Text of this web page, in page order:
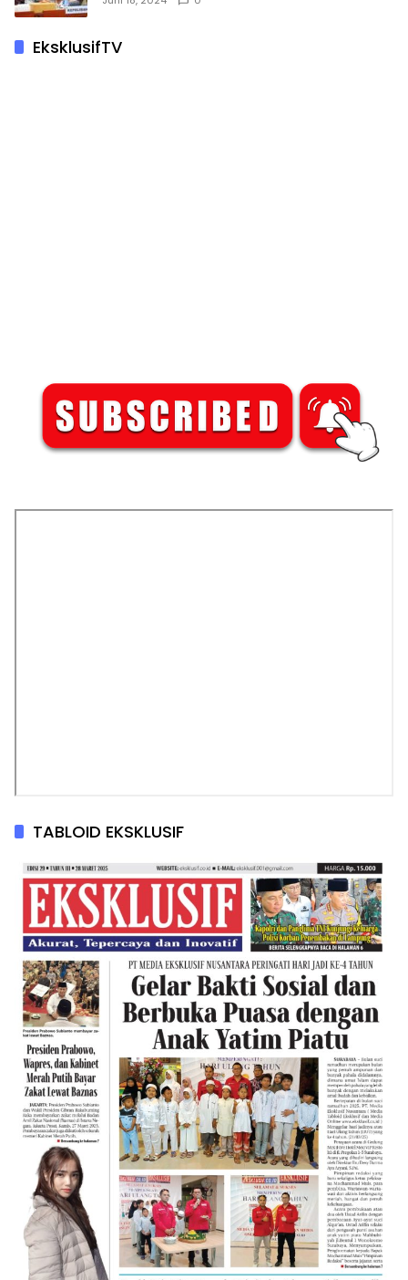
EksklusifTV
TABLOID EKSKLUSIF